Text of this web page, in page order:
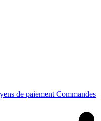
de paiement Commandes